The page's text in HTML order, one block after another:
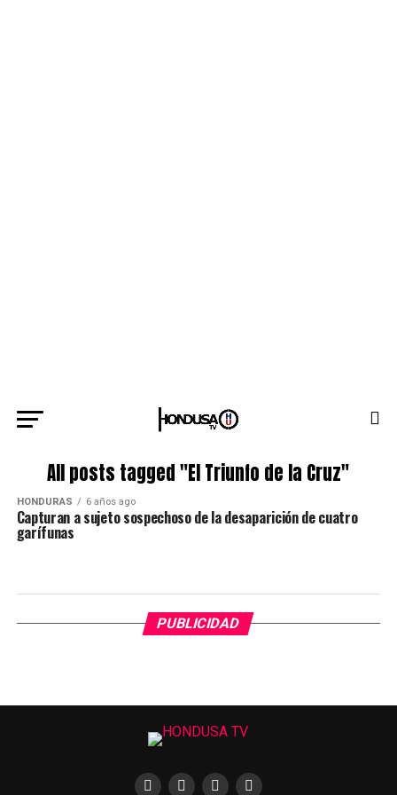
All posts tagged "El Triunfo de la Cruz"
HONDURAS 6 años ago
Capturan a sujeto sospechoso de la desaparición de cuatro
garífunas
PUBLICIDAD